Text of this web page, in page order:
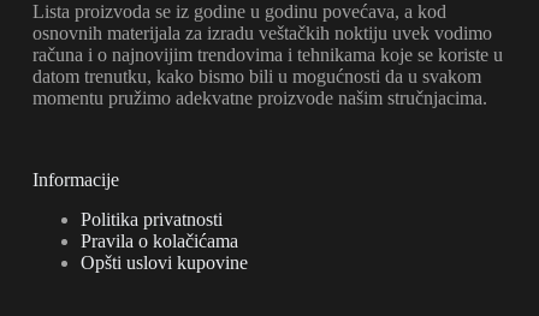
Lista proizvoda se iz godine u godinu povećava, a kod
osnovnih materijala za izradu veštačkih noktiju uvek vodimo
računa i o najnovijim trendovima i tehnikama koje se koriste u
datom trenutku, kako bismo bili u mogućnosti da u svakom
momentu pružimo adekvatne proizvode našim stručnjacima.
Informacije
Politika privatnosti
Pravila o kolačićama
Opšti uslovi kupovine